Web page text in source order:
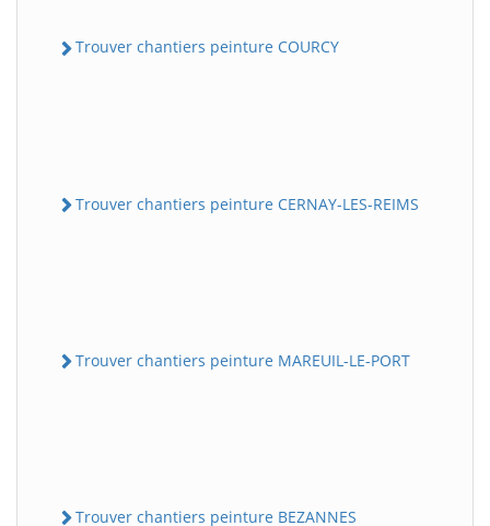
Trouver chantiers peinture COURCY
Trouver chantiers peinture CERNAY-LES-REIMS
Trouver chantiers peinture MAREUIL-LE-PORT
Trouver chantiers peinture BEZANNES